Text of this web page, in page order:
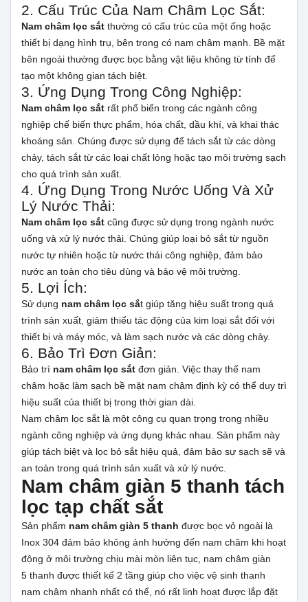
2. Cấu Trúc Của Nam Châm Lọc Sắt:
Nam châm lọc sắt thường có cấu trúc của một ống hoặc
thiết bị dạng hình trụ, bên trong có nam châm mạnh. Bề mặt
bên ngoài thường được bọc bằng vật liệu không từ tính để
tạo một không gian tách biệt.
3. Ứng Dụng Trong Công Nghiệp:
Nam châm lọc sắt rất phổ biến trong các ngành công
nghiệp chế biến thực phẩm, hóa chất, dầu khí, và khai thác
khoáng sản. Chúng được sử dụng để tách sắt từ các dòng
chảy, tách sắt từ các loại chất lỏng hoặc tạo môi trường sạch
cho quá trình sản xuất.
4. Ứng Dụng Trong Nước Uống Và Xử
Lý Nước Thải:
Nam châm lọc sắt cũng được sử dụng trong ngành nước
uống và xử lý nước thải. Chúng giúp loại bỏ sắt từ nguồn
nước tự nhiên hoặc từ nước thải công nghiệp, đảm bảo
nước an toàn cho tiêu dùng và bảo vệ môi trường.
5. Lợi Ích:
Sử dụng nam châm lọc sắt giúp tăng hiệu suất trong quá
trình sản xuất, giảm thiểu tác động của kim loại sắt đối với
thiết bị và máy móc, và làm sạch nước và các dòng chảy.
6. Bảo Trì Đơn Giản:
Bảo trì nam châm lọc sắt đơn giản. Việc thay thế nam
châm hoặc làm sạch bề mặt nam châm định kỳ có thể duy trì
hiệu suất của thiết bị trong thời gian dài.
Nam châm lọc sắt là một công cụ quan trọng trong nhiều
ngành công nghiệp và ứng dụng khác nhau. Sản phẩm này
giúp tách biệt và lọc bỏ sắt hiệu quả, đảm bảo sự sạch sẽ và
an toàn trong quá trình sản xuất và xử lý nước.
Nam châm giàn 5 thanh tách
lọc tạp chất sắt
Sản phẩm nam châm giàn 5 thanh được bọc vỏ ngoài là
Inox 304 đảm bảo không ảnh hưởng đến nam châm khi hoạt
động ở môi trường chịu mài mòn liên tục, nam châm giàn
5 thanh được thiết kế 2 tầng giúp cho việc vệ sinh thanh
nam châm nhanh nhất có thể, nó rất linh hoạt được lắp đặt